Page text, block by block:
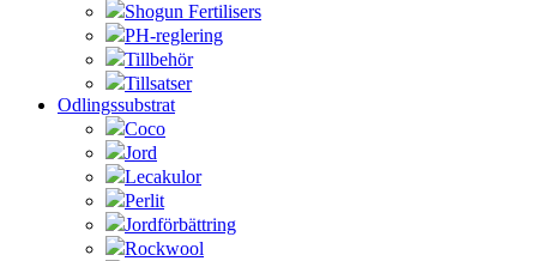
Shogun Fertilisers
PH-reglering
Tillbehör
Tillsatser
Odlingssubstrat
Coco
Jord
Lecakulor
Perlit
Jordförbättring
Rockwool